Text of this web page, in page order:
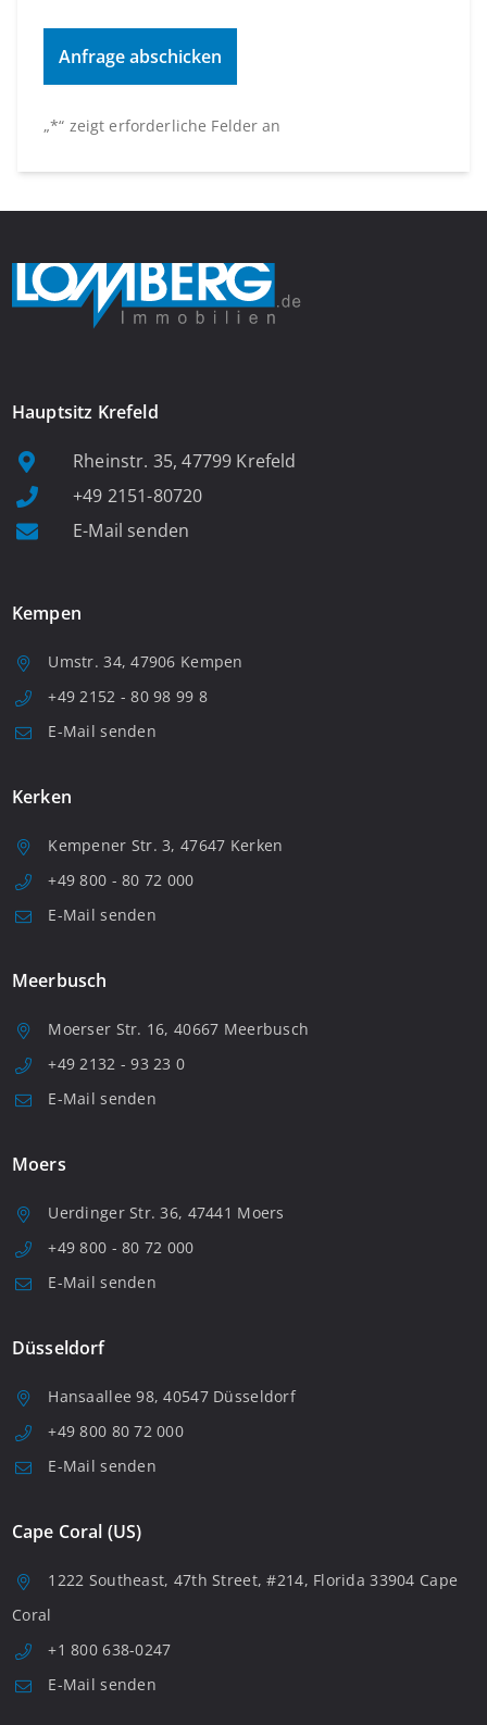
„*“ zeigt erforderliche Felder an
Hauptsitz Krefeld
Rheinstr. 35, 47799 Krefeld
+49 2151-80720
E-Mail senden
Kempen
Umstr. 34, 47906 Kempen
+49 2152 - 80 98 99 8
E-Mail senden
Kerken
Kempener Str. 3, 47647 Kerken
+49 800 - 80 72 000
E-Mail senden
Meerbusch
Moerser Str. 16, 40667 Meerbusch
+49 2132 - 93 23 0
E-Mail senden
Moers
Uerdinger Str. 36, 47441 Moers
+49 800 - 80 72 000
E-Mail senden
Düsseldorf
Hansaallee 98, 40547 Düsseldorf
+49 800 80 72 000
E-Mail senden
Cape Coral (US)
1222 Southeast, 47th Street, #214, Florida 33904 Cape
Coral
+1 800 638-0247
E-Mail senden